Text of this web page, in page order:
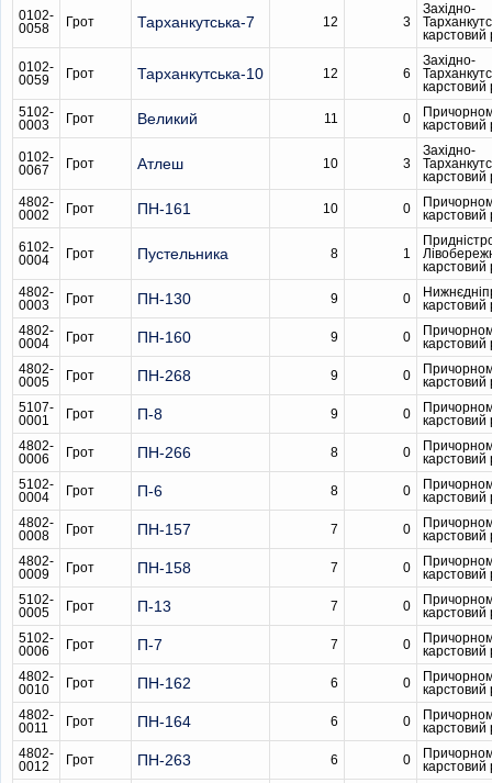
0102-
0058
Грот Тарханкутська-7 12 3
Західно-
карстовий
0102-
0059
Грот Тарханкутська-10 12 6
Західно-
карстовий
5102-
0003
Грот Великий 11 0
карстовий
0102-
0067
Грот Атлеш 10 3
Західно-
карстовий
4802-
0002
Грот ПН-161 10 0
карстовий
6102-
0004
Грот Пустельника 8 1
карстовий
4802-
0003
Грот ПН-130 9 0
карстовий
4802-
0004
Грот ПН-160 9 0
карстовий
4802-
0005
Грот ПН-268 9 0
карстовий
5107-
0001
Грот П-8 9 0
карстовий
4802-
0006
Грот ПН-266 8 0
карстовий
5102-
0004
Грот П-6 8 0
карстовий
4802-
0008
Грот ПН-157 7 0
карстовий
4802-
0009
Грот ПН-158 7 0
карстовий
5102-
0005
Грот П-13 7 0
карстовий
5102-
0006
Грот П-7 7 0
карстовий
4802-
0010
Грот ПН-162 6 0
карстовий
4802-
0011
Грот ПН-164 6 0
карстовий
4802-
0012
Грот ПН-263 6 0
карстовий